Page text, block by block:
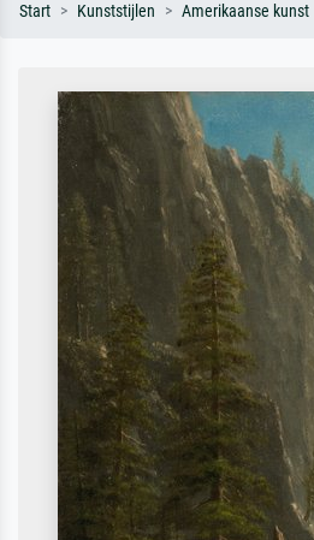
Start Kunststijlen Amerikaanse kunst